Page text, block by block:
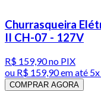
Churrasqueira
II CH-07 - 127V
R$ 159,90no PIX
ou R$ 159,90em até
COMPRAR AGORA